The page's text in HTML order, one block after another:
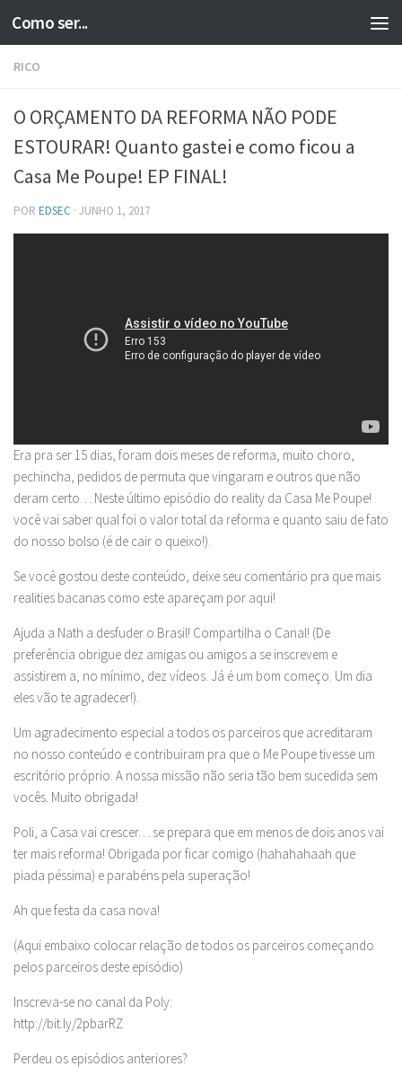
Skip to content
Como ser...
RICO
O ORÇAMENTO DA REFORMA NÃO PODE
ESTOURAR! Quanto gastei e como ficou a
Casa Me Poupe! EP FINAL!
POR EDSEC · JUNHO 1, 2017
Era pra ser 15 dias, foram dois meses de reforma, muito choro,
pechincha, pedidos de permuta que vingaram e outros que não
deram certo… Neste último episódio do reality da Casa Me Poupe!
você vai saber qual foi o valor total da reforma e quanto saiu de fato
do nosso bolso (é de cair o queixo!).
Se você gostou deste conteúdo, deixe seu comentário pra que mais
realities bacanas como este apareçam por aqui!
Ajuda a Nath a desfuder o Brasil! Compartilha o Canal! (De
preferência obrigue dez amigas ou amigos a se inscrevem e
assistirem a, no mínimo, dez vídeos. Já é um bom começo. Um dia
eles vão te agradecer!).
Um agradecimento especial a todos os parceiros que acreditaram
no nosso conteúdo e contribuiram pra que o Me Poupe tivesse um
escritório próprio. A nossa missão não seria tão bem sucedida sem
vocês. Muito obrigada!
Poli, a Casa vai crescer… se prepara que em menos de dois anos vai
ter mais reforma! Obrigada por ficar comigo (hahahahaah que
piada péssima) e parabéns pela superação!
Ah que festa da casa nova!
(Aqui embaixo colocar relação de todos os parceiros começando
pelos parceiros deste episódio)
Inscreva-se no canal da Poly:
http://bit.ly/2pbarRZ
Perdeu os episódios anteriores?